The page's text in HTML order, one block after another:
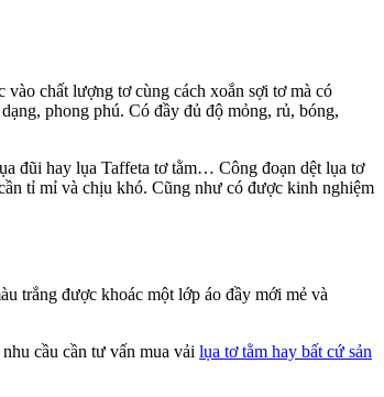
chất lượng tơ cùng cách xoắn sợi tơ mà có
phong phú. Có đầy đủ độ mỏng, rủ, bóng,
đũi hay lụa Taffeta tơ tằm… Công đoạn dệt lụa tơ
tỉ mỉ và chịu khó. Cũng như có được kinh nghiệm
trắng được khoác một lớp áo đầy mới mẻ và
cầu cần tư vấn mua vải lụa tơ tằm hay bất cứ sản